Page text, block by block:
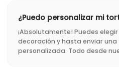
¿Puedo personalizar mi
¡Absolutamente! Puedes
decoración y hasta enviar
personalizada. Todo desde